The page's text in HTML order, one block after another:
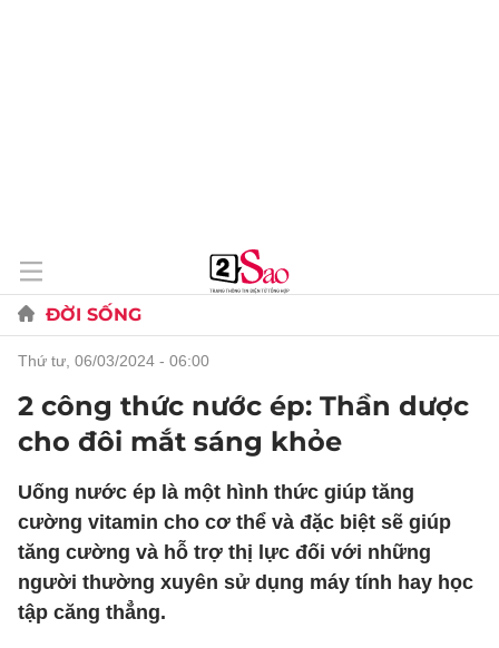
ĐỜI SỐNG
thứ tư, 06/03/2024 - 06:00
2 công thức nước ép: Thần dược
cho đôi mắt sáng khỏe
Uống nước ép là một hình thức giúp tăng
cường vitamin cho cơ thể và đặc biệt sẽ giúp
tăng cường và hỗ trợ thị lực đối với những
người thường xuyên sử dụng máy tính hay học
tập căng thẳng.